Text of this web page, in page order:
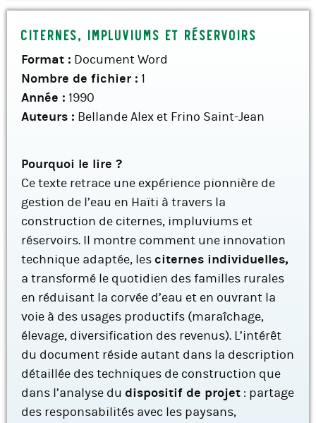
Citernes, impluviums et réservoirs
Format : Document Word
Nombre de fichier : 1
Année : 1990
Auteurs : Bellande Alex et Frino Saint-Jean
Pourquoi le lire ?
Ce texte retrace une expérience pionnière de
gestion de l’eau en Haïti à travers la
construction de citernes, impluviums et
réservoirs. Il montre comment une innovation
technique adaptée, lesciternes individuelles,
a transformé le quotidien des familles rurales
en réduisant la corvée d’eau et en ouvrant la
voie à des usages productifs (maraîchage,
élevage, diversification des revenus). L’intérêt
du document réside autant dans la description
détaillée des techniques de construction que
dans l’analyse du dispositif de projet : partage
des responsabilités avec les paysans,